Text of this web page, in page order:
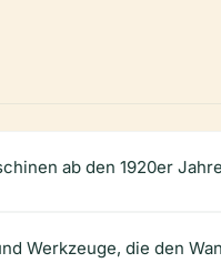
ab den 1920er
Werkzeuge, die den